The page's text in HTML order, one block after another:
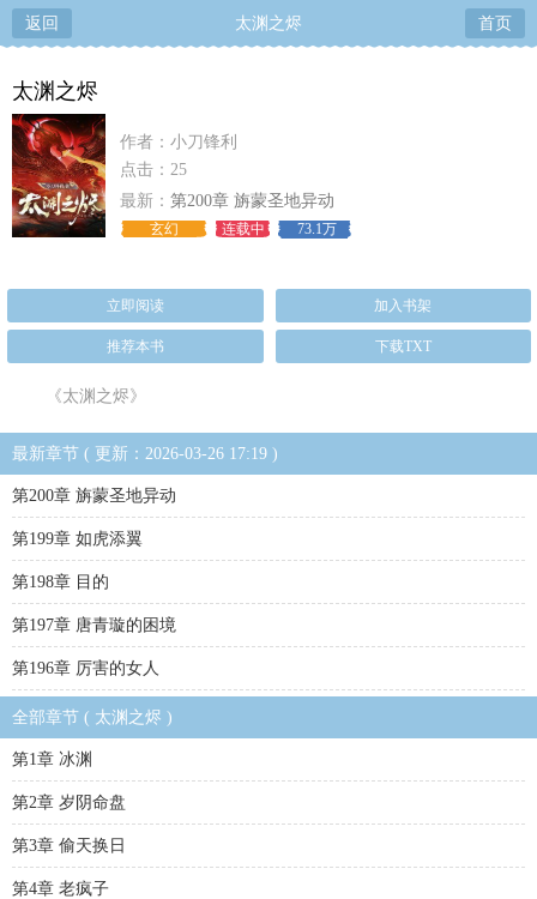
返回 太渊之烬 首页
太渊之烬
作者：小刀锋利
点击：25
最新： 第200章 旃蒙圣地异动
玄幻 连载中 73.1万
立即阅读 加入书架
推荐本书 下载TXT
《太渊之烬》
最新章节 ( 更新：2026-03-26 17:19 )
第200章 旃蒙圣地异动
第199章 如虎添翼
第198章 目的
第197章 唐青璇的困境
第196章 厉害的女人
全部章节 ( 太渊之烬 )
第1章 冰渊
第2章 岁阴命盘
第3章 偷天换日
第4章 老疯子